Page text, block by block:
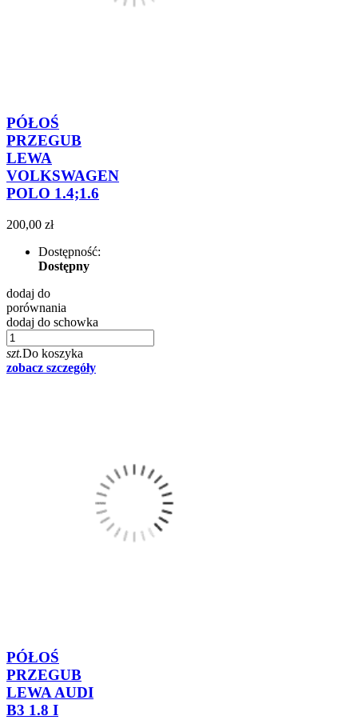
PÓŁOŚ
PRZEGUB
LEWA
VOLKSWAGEN
POLO 1.4;1.6
200,00 zł
Dostępność:
Dostępny
dodaj do
porównania
dodaj do schowka
szt.Do koszyka
zobacz szczegóły
PÓŁOŚ
PRZEGUB
LEWA AUDI
B3 1.8 I